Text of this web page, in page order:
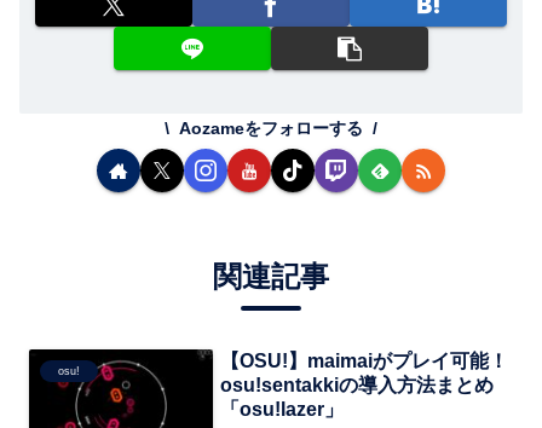
Aozameをフォローする
関連記事
osu!
【OSU!】maimaiがプレイ可能！
osu!sentakkiの導入方法まとめ
「osu!lazer」